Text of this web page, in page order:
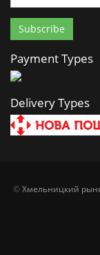
Payment Types
Delivery Types
©Хмельницкий